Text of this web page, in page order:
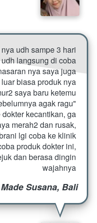
udh sampe 3 hari
langsung di coba
nya saya juga
biasa produk nya
saya baru ketemu
agak ragu"
kecantikan, ga
merah2 dan rusak,
lgi coba ke klinik
produk dokter ini,
dan berasa dingin
wajahnya
Made Susana, Bali